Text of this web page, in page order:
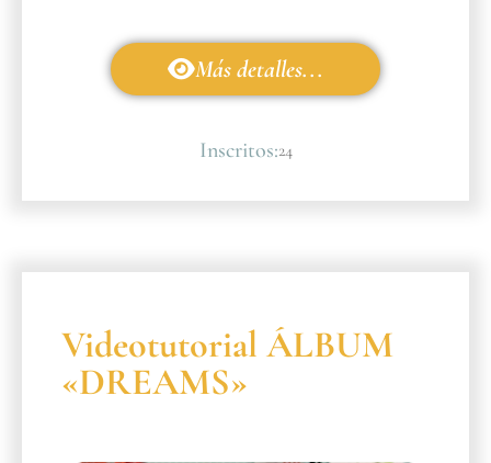
Más detalles...
Inscritos:24
Videotutorial ÁLBUM
«DREAMS»